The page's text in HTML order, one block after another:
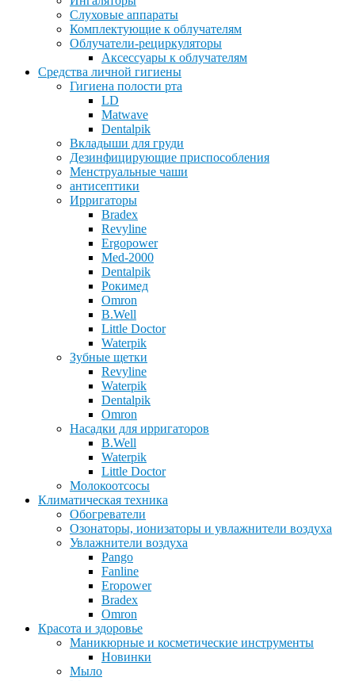
Слуховые аппараты
Комплектующие к облучателям
Облучатели-рециркуляторы
Аксессуары к облучателям
Средства личной гигиены
Гигиена полости рта
LD
Matwave
Dentalpik
Вкладыши для груди
Дезинфицирующие приспособления
Менструальные чаши
антисептики
Ирригаторы
Bradex
Revyline
Ergopower
Med-2000
Dentalpik
Рокимед
Omron
B.Well
Little Doctor
Waterpik
Зубные щетки
Revyline
Waterpik
Dentalpik
Omron
Насадки для ирригаторов
B.Well
Waterpik
Little Doctor
Молокоотсосы
Климатическая техника
Обогреватели
Озонаторы, ионизаторы и увлажнители воздуха
Увлажнители воздуха
Pango
Fanline
Eropower
Bradex
Omron
Красота и здоровье
Маникюрные и косметические инструменты
Новинки
Мыло